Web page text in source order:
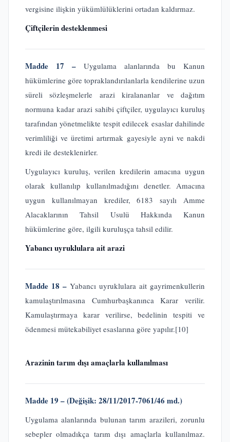
vergisine ilişkin yükümlülüklerini ortadan kaldırmaz.
Çiftçilerin desteklenmesi
Madde 17 – Uygulama alanlarında bu Kanun
hükümlerine göre topraklandırılanlarla kendilerine uzun
süreli sözleşmelerle arazi kiralananlar ve dağıtım
normuna kadar arazi sahibi çiftçiler, uygulayıcı kuruluş
tarafından yönetmelikte tespit edilecek esaslar dahilinde
verimliliği ve üretimi artırmak gayesiyle ayni ve nakdi
kredi ile desteklenirler.
Uygulayıcı kuruluş, verilen kredilerin amacına uygun
olarak kullanılıp kullanılmadığını denetler. Amacına
uygun kullanılmayan krediler, 6183 sayılı Amme
Alacaklarının Tahsil Usulü Hakkında Kanun
hükümlerine göre, ilgili kuruluşça tahsil edilir.
Yabancı uyruklulara ait arazi
Madde 18 – Yabancı uyruklulara ait gayrimenkullerin
kamulaştırılmasına Cumhurbaşkanınca Karar verilir.
Kamulaştırmaya karar verilirse, bedelinin tespiti ve
ödenmesi mütekabiliyet esaslarına göre yapılır.[10]
Arazinin tarım dışı amaçlarla kullanılması
Madde 19 – (Değişik: 28/11/2017-7061/46 md.)
Uygulama alanlarında bulunan tarım arazileri, zorunlu
sebepler olmadıkça tarım dışı amaçlarla kullanılmaz.